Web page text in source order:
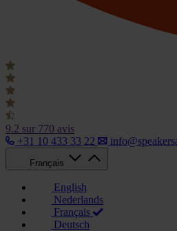
9.2 sur 770 avis
+31 10 433 33 22
Français
English
Nederlands
Français
Deutsch